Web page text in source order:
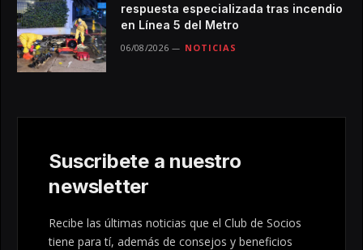
respuesta especializada tras incendio
en Línea 5 del Metro
06/08/2026 NOTICIAS
Suscribete a nuestro
newsletter
Recibe las últimas noticias que el Club de Socios
tiene para tí, además de consejos y beneficios